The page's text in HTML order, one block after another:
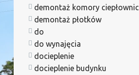
demontaż komory
demontaż płotków
do
do wynajęcia
docieplenie
docieplenie budynku